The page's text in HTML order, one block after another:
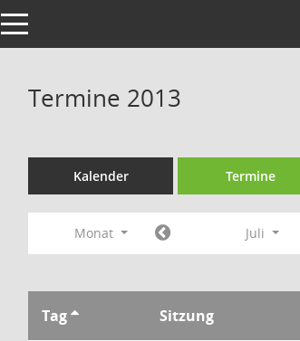
Toggle navigation
Termine 2013
Kalender Termine
Monat Juli
Tag Sitzung